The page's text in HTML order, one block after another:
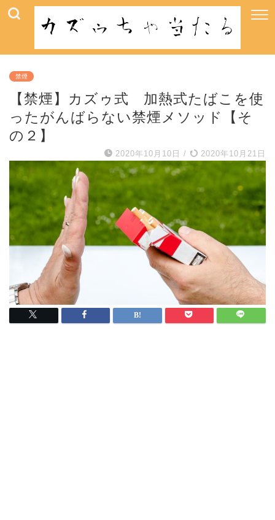
禁煙
【禁煙】カズゥ式 加熱式たばこを使
ったがんばらない禁煙メソッド【そ
の２】
2020年10月10日 / 2020年10月21日